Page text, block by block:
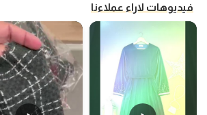
فيديوهات لاراء عملاءنا